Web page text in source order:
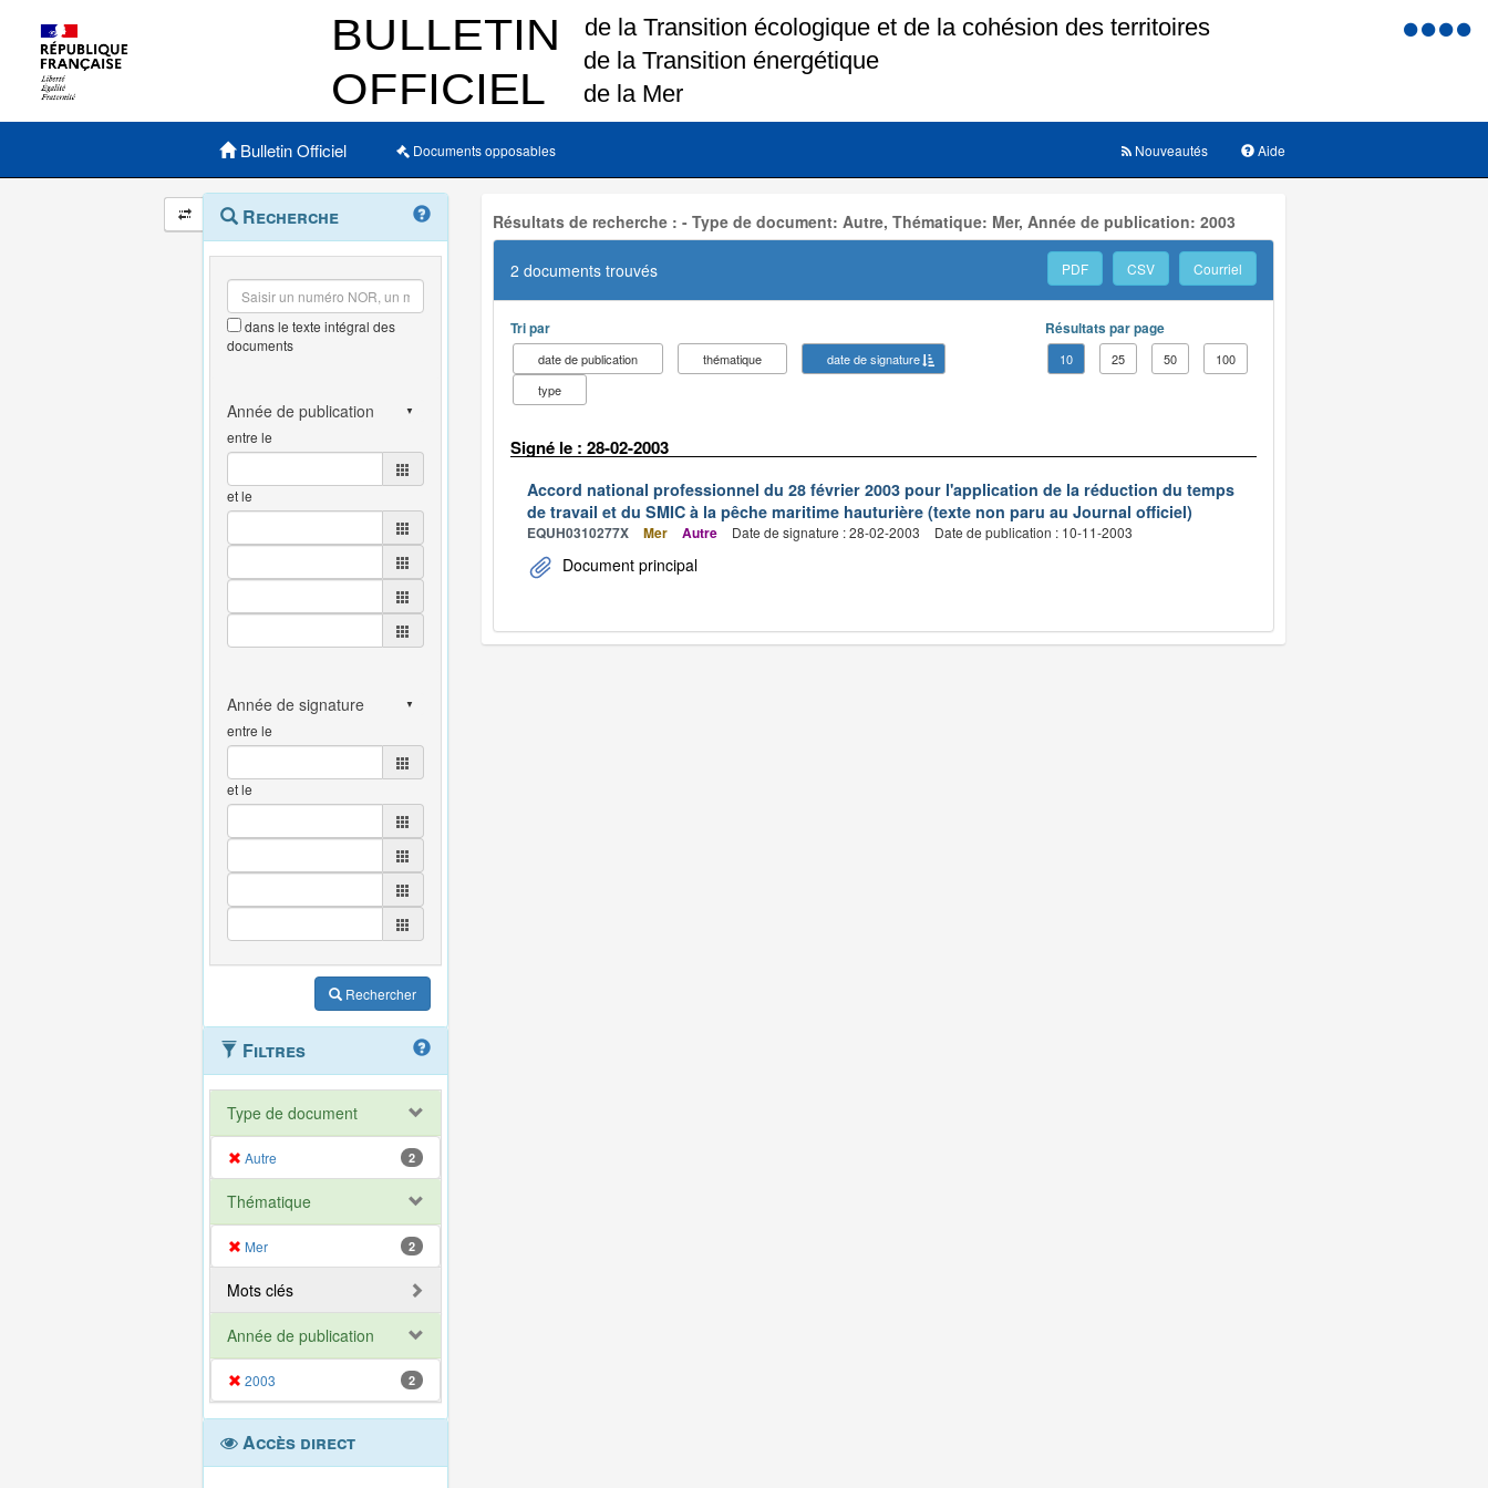
Menu
Menu principal
Bulletin Officiel Documents opposables Aide
Nouveautés
Navigation
et
outils
annexes
Menu
contextuel
Recherche
dans le texte intégral des
documents
entre le
et le
entre le
et le
Rechercher
Filtres
Type de document
Autre 2
Thématique
Mer 2
Mots clés
Année de publication
2003 2
Accès direct
Résultats de recherche : - Type de document: Autre, Thématique: Mer, Année de publication: 2003
2 documents trouvés PDF CSV Courriel
Tri par
date de publication thématique
date de signature
type
Résultats par page
10 25 50 100
Signé le : 28-02-2003
Accord national professionnel du 28 février 2003 pour l'application de la réduction du temps
de travail et du SMIC à la pêche maritime hauturière (texte non paru au Journal officiel)
EQUH0310277X Mer Autre Date de signature : 28-02-2003 Date de publication : 10-11-2003
Document principal